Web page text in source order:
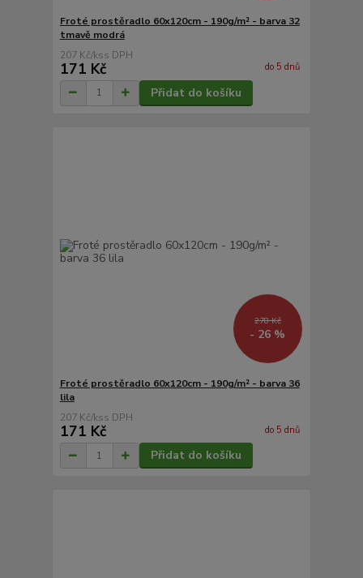
Froté prostěradlo 60x120cm - 190g/m² - barva 32
tmavě modrá
207 Kč/ks
171 Kč do 5 dnů
Přidat do košíku
278 Kč
- 26 %
Froté prostěradlo 60x120cm - 190g/m² - barva 36
lila
207 Kč/ks
171 Kč do 5 dnů
Přidat do košíku